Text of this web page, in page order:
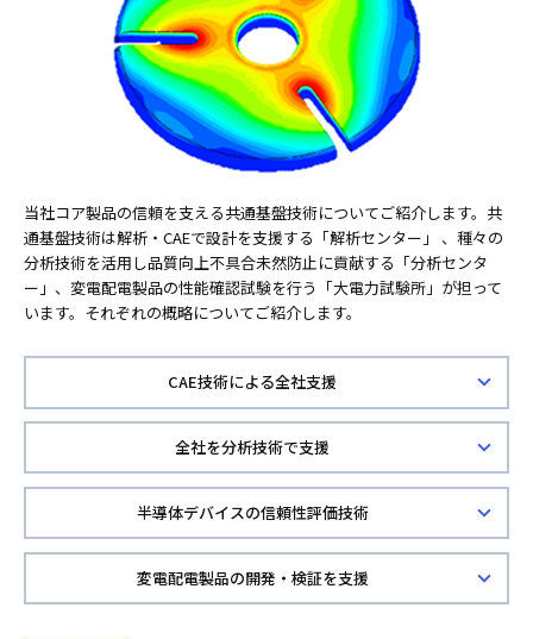
当社コア製品の信頼を支える共通基盤技術についてご紹介します。共
通基盤技術は解析・CAEで設計を支援する「解析センター」 、種々の
分析技術を活用し品質向上不具合未然防止に貢献する「分析センタ
ー」、変電配電製品の性能確認試験を行う「大電力試験所」が担って
います。それぞれの概略についてご紹介します。
CAE技術による全社支援
全社を分析技術で支援
半導体デバイスの信頼性評価技術
変電配電製品の開発・検証を支援